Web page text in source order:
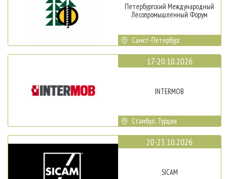
Петербургский Международный
Лесопромышленный Форум
Санкт-Петербург
17-20.10.2026
INTERMOB
Стамбул, Турция
20-23.10.2026
SICAM